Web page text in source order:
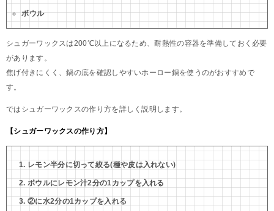
ボウル
シュガーワックスは200℃以上になるため、耐熱性の容器を準備しておく必要
があります。
焦げ付きにくく、鍋の底を確認しやすいホーロー鍋を使うのがおすすめで
す。
ではシュガーワックスの作り方を詳しく説明します。
【シュガーワックスの作り方】
レモン半分に切って絞る(種や皮は入れない)
ボウルにレモン汁2分の1カップを入れる
②に水2分の1カップを入れる